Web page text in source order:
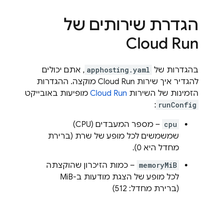
הגדרת שירותים של
Cloud Run
בהגדרות של apphosting.yaml , אתם יכולים
להגדיר איך שירות Cloud Run מוקצה. ההגדרות
הזמינות של השירות Cloud Run מופיעות באובייקט
runConfig
:
cpu
– מספר המעבדים (CPU)
שמשמשים לכל מופע של שרת (ברירת
מחדל היא 0).
memoryMiB – כמות הזיכרון שהוקצתה
לכל מופע של הצגת מודעות ב-MiB
(ברירת מחדל: 512)